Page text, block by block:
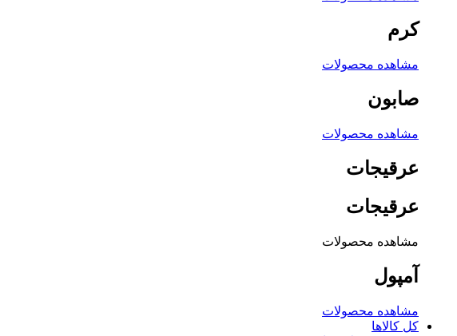
کرم
مشاهده محصولات
صابون
مشاهده محصولات
عرقیجات
عرقیجات
مشاهده محصولات
آمپول
مشاهده محصولات
کل کالاها